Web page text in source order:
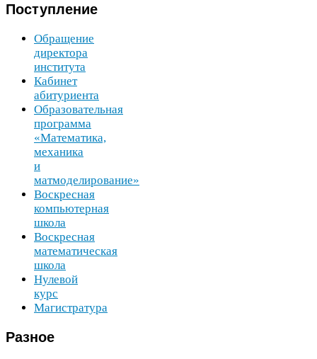
Поступление
Обращение
директора
института
Кабинет
абитуриента
Образовательная
программа
«Математика,
механика
и
матмоделирование»
Воскресная
компьютерная
школа
Воскресная
математическая
школа
Нулевой
курс
Магистратура
Разное